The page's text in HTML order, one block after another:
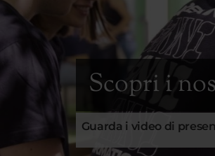
Scopri i
Guarda i video di